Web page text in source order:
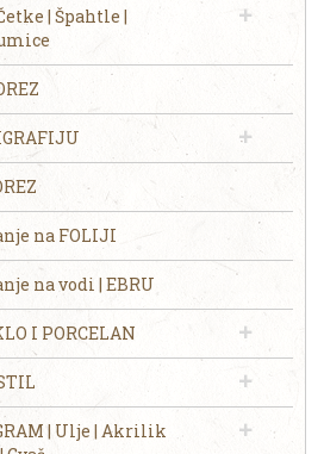
| Špahtle |
na FOLIJI
na vodi | EBRU
I PORCELAN
| Ulje | Akrilik